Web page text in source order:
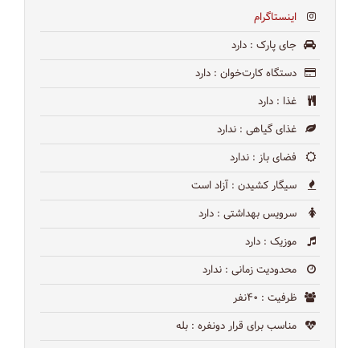
اینستاگرام
جای پارک : دارد
دستگاه کارت‌خوان : دارد
غذا : دارد
غذای گیاهی : ندارد
فضای باز : ندارد
سیگار کشیدن : آزاد است
سرویس بهداشتی : دارد
موزیک : دارد
محدودیت زمانی : ندارد
ظرفیت : ۴۰نفر
مناسب برای قرار دونفره : بله